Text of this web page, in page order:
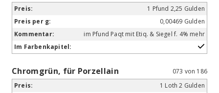
1 Pfund 2,25 Gulden
0,00469 Gulden
im Pfund Paqt mit Etiq. & Siegel f. 4% mehr
Chromgrün, für Porzellain
073 von 186
1 Loth 2 Gulden